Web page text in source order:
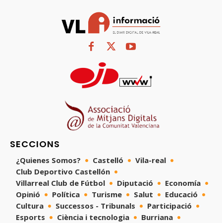
SECCIONS
¿Quienes Somos? Castelló
Vila-real
Club Deportivo Castellón
Villarreal Club de Fútbol
Diputació
Economía
Opinió
Política Turisme Salut
Educació
Cultura
Successos - Tribunals
Participació
Esports
Ciència i tecnologia
Burriana